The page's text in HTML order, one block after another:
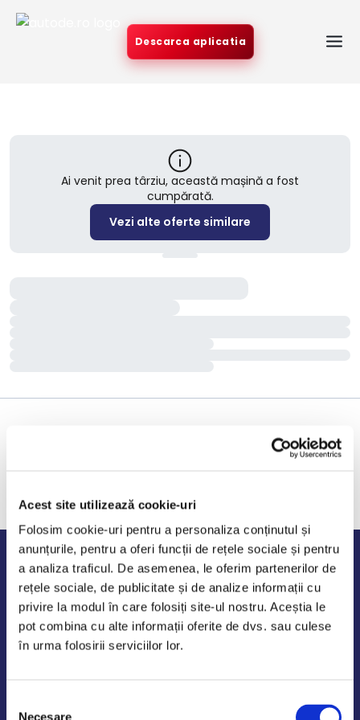
Acest site utilizează cookie-uri
Folosim cookie-uri pentru a personaliza conținutul și
anunțurile, pentru a oferi funcții de rețele sociale și pentru
a analiza traficul. De asemenea, le oferim partenerilor de
rețele sociale, de publicitate și de analize informații cu
privire la modul în care folosiți site-ul nostru. Aceștia le
pot combina cu alte informații oferite de dvs. sau culese
în urma folosirii serviciilor lor.
Necesare
Descarca aplicatia
Ai venit prea târziu, această mașină a fost
cumpărată.
Vezi alte oferte similare
Program de lucru
Luni - Vineri: 09:00-18:00
Sambata - Duminica: 10:00-14:00